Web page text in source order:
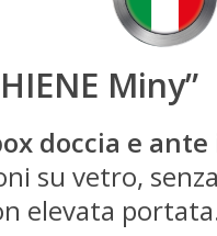
Miny”
doccia e
su vetro,
elevata